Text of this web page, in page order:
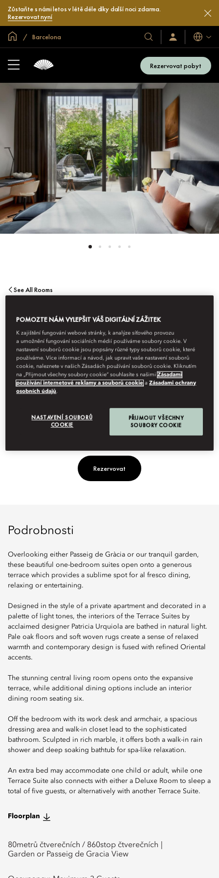
Zůstaňte s námi letos v létě déle díky další noci zdarma.
Rezervovat nyní
Domovská stránka
Barcelona
Naše
hotely
a
resorty
Přihlaste
se
se
Jazyky
Rezervovat pobyt
See All Rooms
TERRACE SUITE
A striking terrace for al fresco dining and entertaining is a key
feature of these stunning 860 sq. ft one-bedroom suites
overlooking either Passeig de Gràcia or our tranquil garden.
Rezervovat
Podrobnosti
Overlooking either Passeig de Gràcia or our tranquil garden,
these beautiful one-bedroom suites open onto a generous
terrace which provides a sublime spot for al fresco dining,
relaxing or entertaining.
Designed in the style of a private apartment and decorated in a
palette of light tones, the interiors of the Terrace Suites by
acclaimed designer Patricia Urquiola are bathed in natural light.
Pale oak floors and soft woven rugs create a sense of relaxed
warmth and contemporary design is fused with refined Oriental
accents.
The stunning central living room opens onto the expansive
terrace, while additional dining options include an interior
dining room seating six.
Off the bedroom with its work desk and armchair, a spacious
dressing area and walk-in closet lead to the sophisticated
bathroom. Sculpted in rich marble, it offers both a walk-in rain
shower and deep soaking bathtub for spa-like relaxation.
An extra bed may accommodate one child or adult, while one
Terrace Suite also connects with either a Deluxe Room to sleep a
total of five guests, or alternatively with another Terrace Suite.
Floorplan
80metrů čtverečních / 860stop čtverečních
Garden or Passeig de Gracia View
POMOZTE NÁM VYLEPŠIT VÁŠ DIGITÁLNÍ ZÁŽITEK
K zajištění fungování webové stránky, k analýze síťového provozu
a umožnění fungování sociálních médií používáme soubory cookie. V
nastavení souborů cookie jsou popsány různé typy souborů cookie, které
používáme. Více informací a návod, jak upravit vaše nastavení souborů
cookie, naleznete v našich Zásadách používání souborů cookie. Kliknutím
na „Přijmout všechny soubory cookie“ souhlasíte s našimiZásadami
používání internetové reklamy a souborů cookie aZásadami ochrany
osobních údajů.
NASTAVENÍ SOUBORŮ
COOKIE
PŘIJMOUT VŠECHNY
SOUBORY COOKIE